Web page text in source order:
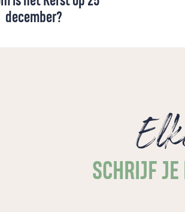
december?
op die datum? Spoiler alert:
SCHRIJF